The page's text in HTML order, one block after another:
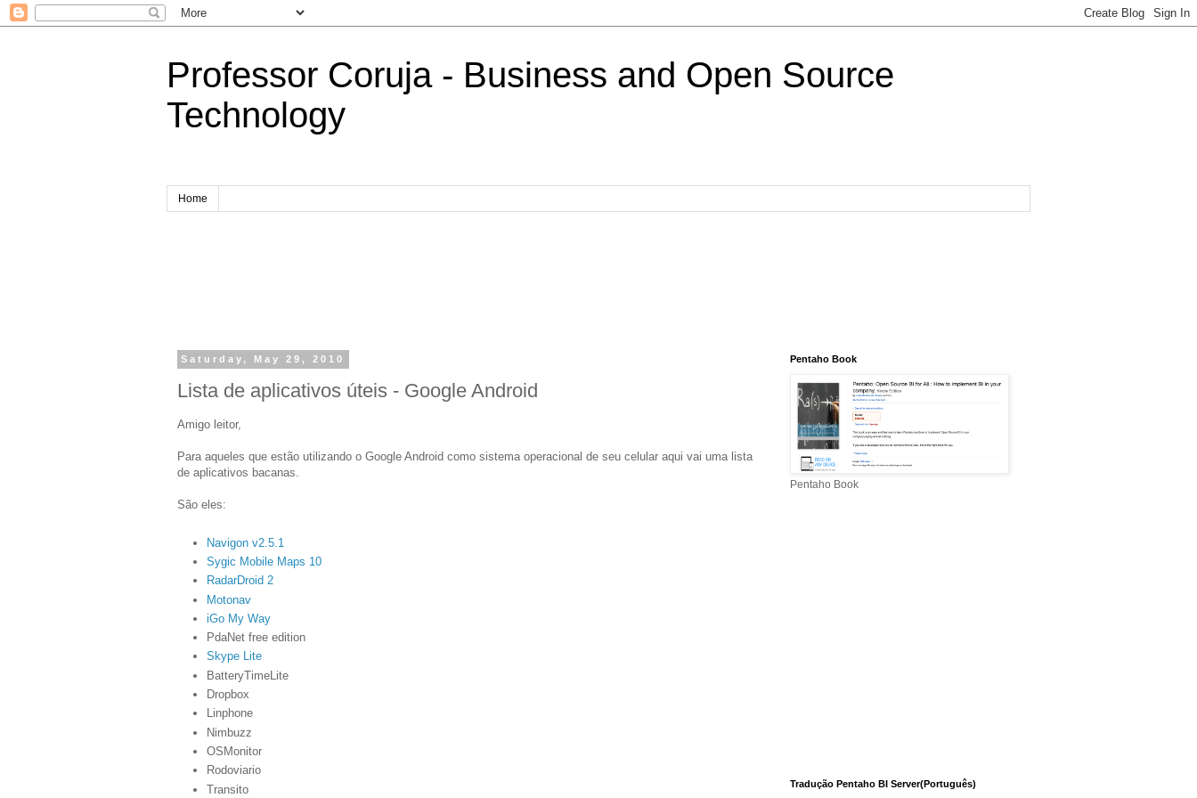
Professor Coruja - Business and Open Source
Technology
Home
Saturday, May 29, 2010
Lista de aplicativos úteis - Google Android
Amigo leitor,
Para aqueles que estão utilizando o Google Android como sistema operacional de seu celular aqui vai uma lista
de aplicativos bacanas.
São eles:
Navigon v2.5.1
Sygic Mobile Maps 10
RadarDroid 2
Motonav
iGo My Way
PdaNet free edition
Skype Lite
BatteryTimeLite
Dropbox
Linphone
Nimbuzz
OSMonitor
Rodoviario
Transito
Pentaho Book
Pentaho Book
Tradução Pentaho BI Server(Português)